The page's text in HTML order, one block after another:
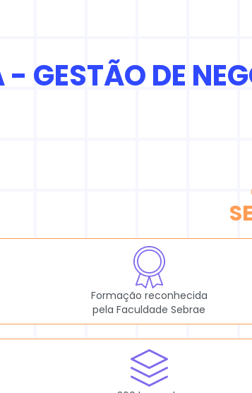
- GESTÃO DE
Formação reconhecida
pela Faculdade Sebrae